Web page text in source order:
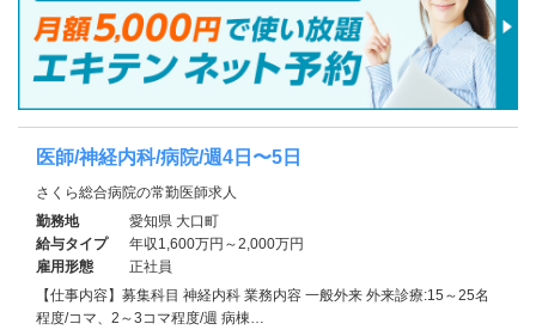
医師/神経内科/病院/週4日〜5日
さくら総合病院の常勤医師求人
勤務地
愛知県 大口町
給与タイプ
年収1,600万円～2,000万円
雇用形態
正社員
【仕事内容】募集科目 神経内科 業務内容 一般外来 外来診療:15～25名
程度/コマ、2～3コマ程度/週 病棟…